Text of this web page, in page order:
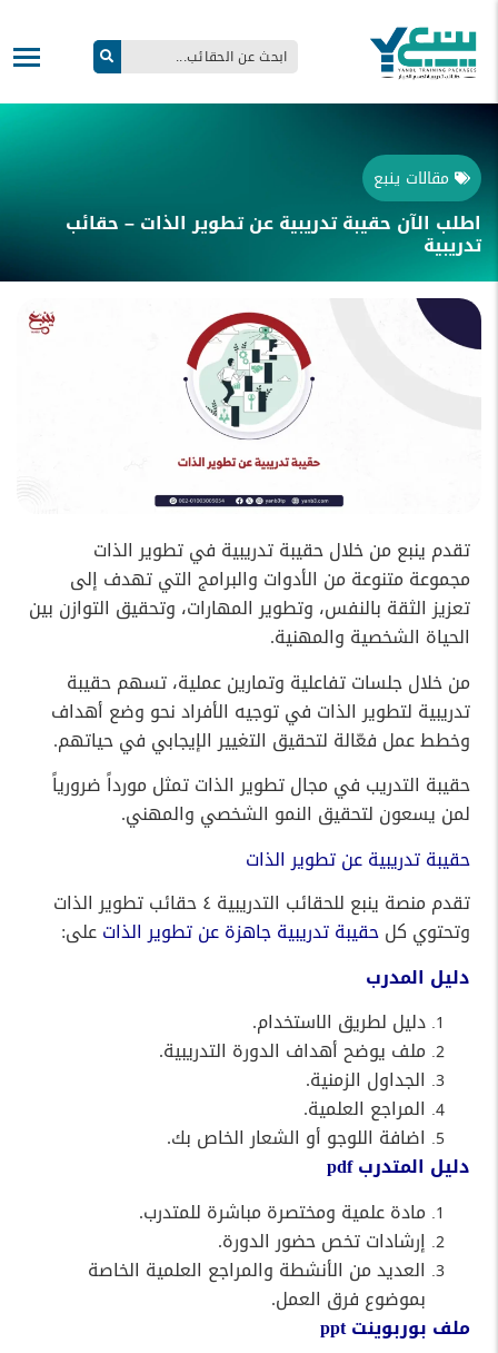
مقالات ينبع
اطلب الآن حقيبة تدريبية عن تطوير الذات – حقائب
تدريبية
تقدم ينبع من خلال حقيبة تدريبية في تطوير الذات
مجموعة متنوعة من الأدوات والبرامج التي تهدف إلى
تعزيز الثقة بالنفس، وتطوير المهارات، وتحقيق التوازن بين
الحياة الشخصية والمهنية.
من خلال جلسات تفاعلية وتمارين عملية، تسهم حقيبة
تدريبية لتطوير الذات في توجيه الأفراد نحو وضع أهداف
وخطط عمل فعّالة لتحقيق التغيير الإيجابي في حياتهم.
حقيبة التدريب في مجال تطوير الذات تمثل مورداً ضرورياً
لمن يسعون لتحقيق النمو الشخصي والمهني.
حقيبة تدريبية عن تطوير الذات
تقدم منصة ينبع للحقائب التدريبية ٤ حقائب تطوير الذات
وتحتوي كلحقيبة تدريبية جاهزة عن تطوير الذاتعلى:
دليل المدرب
دليل لطريق الاستخدام.
ملف يوضح أهداف الدورة التدريبية.
الجداول الزمنية.
المراجع العلمية.
اضافة اللوجو أو الشعار الخاص بك.
دليل المتدرب pdf
مادة علمية ومختصرة مباشرة للمتدرب.
إرشادات تخص حضور الدورة.
العديد من الأنشطة والمراجع العلمية الخاصة
بموضوع فرق العمل.
ملف بوربوينت ppt